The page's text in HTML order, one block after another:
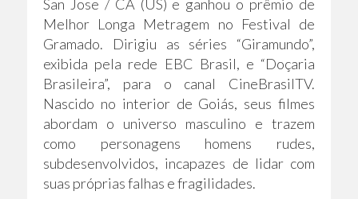
San Jose / CA (US) e ganhou o prêmio de
Melhor Longa Metragem no Festival de
Gramado. Dirigiu as séries “Giramundo”,
exibida pela rede EBC Brasil, e “Doçaria
Brasileira”, para o canal CineBrasilTV.
Nascido no interior de Goiás, seus filmes
abordam o universo masculino e trazem
como personagens homens rudes,
subdesenvolvidos, incapazes de lidar com
suas próprias falhas e fragilidades.